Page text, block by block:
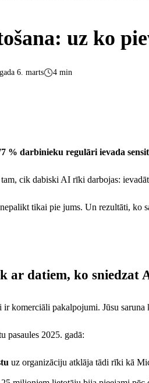
uz ko
6. marts 4 min
% darbinieku regulāri ievada
cik dabiski AI rīki darbojas:
tikai pie jums. Un rezultāti, ko
ar datiem, ko sniedzat
ir komerciāli pakalpojumi. Jūsu
pasaules 2025. gadā:
uz organizāciju atklāja tādi rīki kā